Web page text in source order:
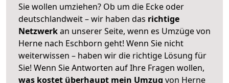
Sie wollen umziehen? Ob um die Ecke oder
deutschlandweit – wir haben das richtige
Netzwerkan unserer Seite, wenn es Umzüge von
Herne nach Eschborn geht! Wenn Sie nicht
weiterwissen – haben wir die richtige Lösung für
Sie! Wenn Sie Antworten auf Ihre Fragen wollen,
was kostet überhaupt mein Umzug von Herne